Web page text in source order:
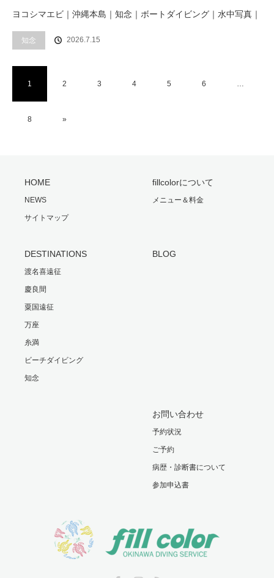
ヨコシマエビ｜沖縄本島｜知念｜ボートダイビング｜水中写真｜
知念 2026.7.15
1 2 3 4 5 6
8 »
HOME
NEWS
サイトマップ
fillcolorについて
メニュー＆料金
DESTINATIONS
渡名喜遠征
慶良間
粟国遠征
万座
糸満
ビーチダイビング
知念
BLOG
お問い合わせ
予約状況
ご予約
病歴・診断書について
参加申込書